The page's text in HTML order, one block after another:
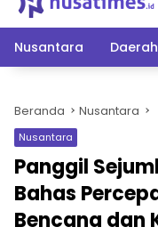
Nusantara Daerah
Beranda Nusantara
Nusantara
Panggil
Bahas
Bencana dan